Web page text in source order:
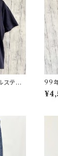
テッ
察 ヴ
99
ワイ
テ